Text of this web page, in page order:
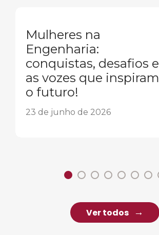
Mulheres na
Engenharia:
conquistas, desafios e
as vozes que inspiram
o futuro!
23 de junho de 2026
Ver todos